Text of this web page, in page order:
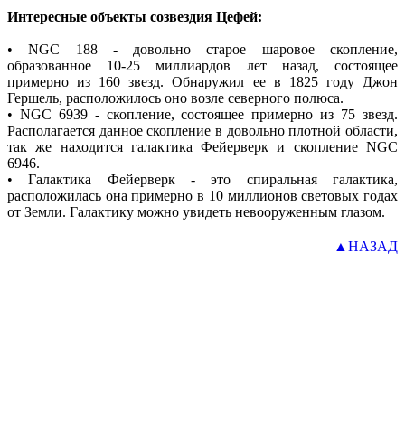
Интересные объекты созвездия Цефей:
• NGC 188 - довольно старое шаровое скопление,
образованное 10-25 миллиардов лет назад, состоящее
примерно из 160 звезд. Обнаружил ее в 1825 году Джон
Гершель, расположилось оно возле северного полюса.
• NGC 6939 - скопление, состоящее примерно из 75 звезд.
Располагается данное скопление в довольно плотной области,
так же находится галактика Фейерверк и скопление NGC
6946.
• Галактика Фейерверк - это спиральная галактика,
расположилась она примерно в 10 миллионов световых годах
от Земли. Галактику можно увидеть невооруженным глазом.
▲НАЗАД